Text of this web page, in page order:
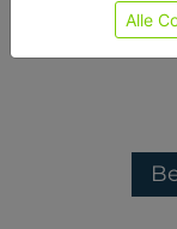
Weitere
Alle